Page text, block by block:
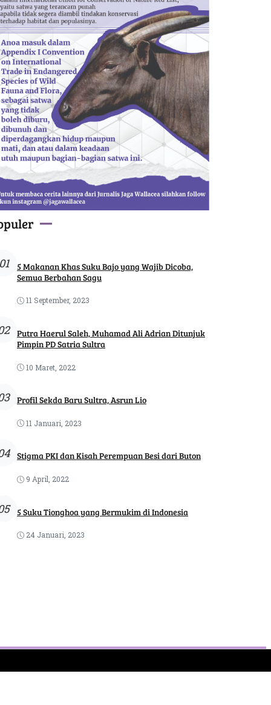
5 Makanan Khas Suku Bajo yang Wajib Dicoba,
Semua Berbahan Sagu
11 September, 2023
Putra Haerul Saleh, Muhamad Ali Adrian Ditunjuk
Pimpin PD Satria Sultra
10 Maret, 2022
Profil Sekda Baru Sultra, Asrun Lio
11 Januari, 2023
Stigma PKI dan Kisah Perempuan Besi dari Buton
9 April, 2022
5 Suku Tionghoa yang Bermukim di Indonesia
24 Januari, 2023